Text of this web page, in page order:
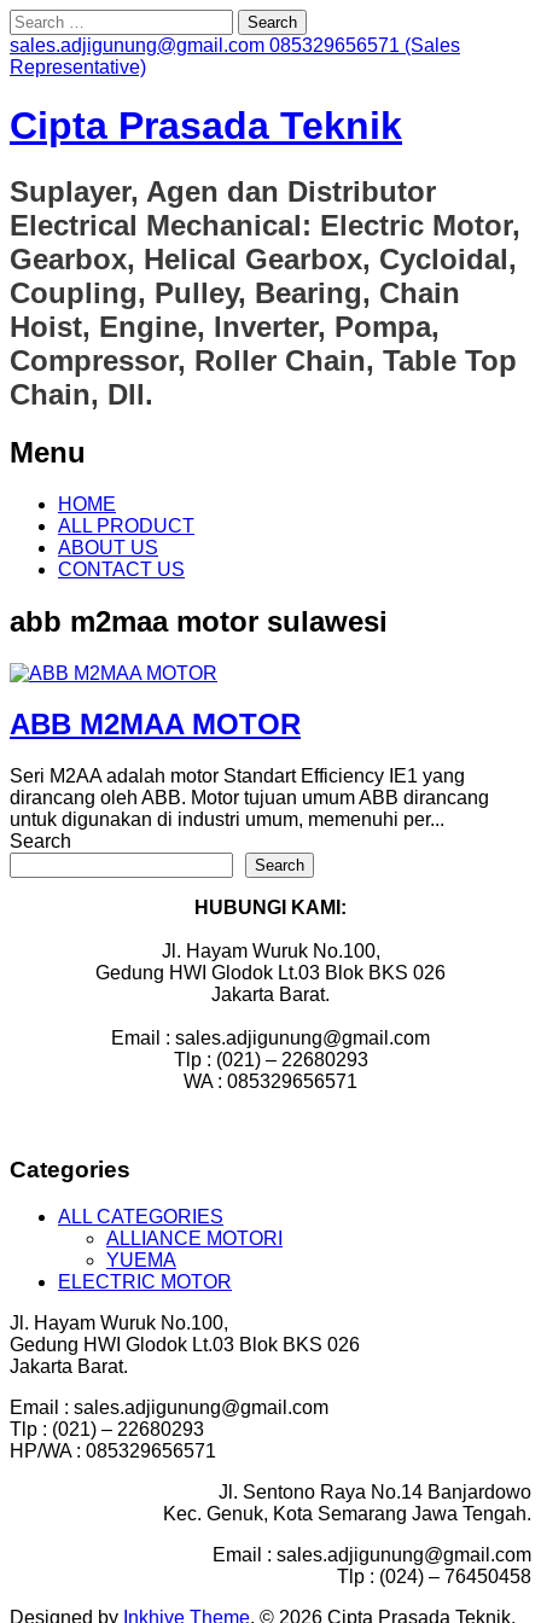
Search
for:
sales.adjigunung@gmail.com 085329656571 (Sales
Representative)
Cipta Prasada Teknik
Suplayer, Agen dan Distributor
Electrical Mechanical: Electric Motor,
Gearbox, Helical Gearbox, Cycloidal,
Coupling, Pulley, Bearing, Chain
Hoist, Engine, Inverter, Pompa,
Compressor, Roller Chain, Table Top
Chain, Dll.
Menu
Skip
content
HOME
ALL PRODUCT
ABOUT US
CONTACT US
abb m2maa motor sulawesi
ABB M2MAA MOTOR
Seri M2AA adalah motor Standart Efficiency IE1 yang
dirancang oleh ABB. Motor tujuan umum ABB dirancang
untuk digunakan di industri umum, memenuhi per...
Search
Search
HUBUNGI KAMI:
Jl. Hayam Wuruk No.100,
Gedung HWI Glodok Lt.03 Blok BKS 026
Jakarta Barat.
Email : sales.adjigunung@gmail.com
Tlp : (021) – 22680293
WA : 085329656571
Categories
ALL CATEGORIES
ALLIANCE MOTORI
YUEMA
ELECTRIC MOTOR
Jl. Hayam Wuruk No.100,
Gedung HWI Glodok Lt.03 Blok BKS 026
Jakarta Barat.
Email : sales.adjigunung@gmail.com
Tlp : (021) – 22680293
HP/WA : 085329656571
Jl. Sentono Raya No.14 Banjardowo
Kec. Genuk, Kota Semarang Jawa Tengah.
Email : sales.adjigunung@gmail.com
Tlp : (024) – 76450458
Designed by Inkhive Theme. © 2026 Cipta Prasada Teknik.